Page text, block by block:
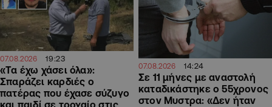
07.08.2026 19:23
«Τα έχω χάσει όλα»:
Σπαράζει καρδιές ο
πατέρας που έχασε σύζυγο
και παιδί σε τροχαίο στις
07.08.2026 14:24
Σε 11 μήνες με αναστολή
καταδικάστηκε ο 55χρονος
στον Μυστρα: «Δεν ήταν